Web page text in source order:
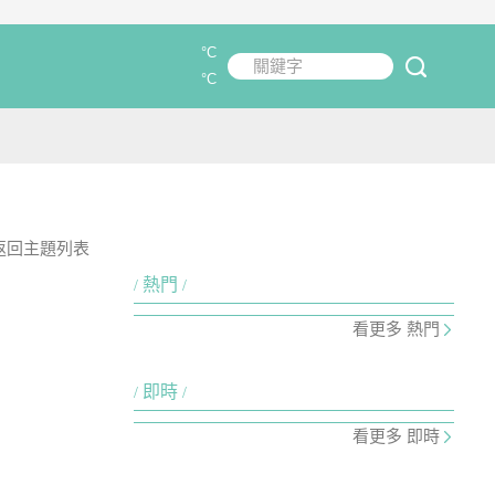
關鍵字
°C
°C
回主題列表
熱門
看更多 熱門
即時
看更多 即時